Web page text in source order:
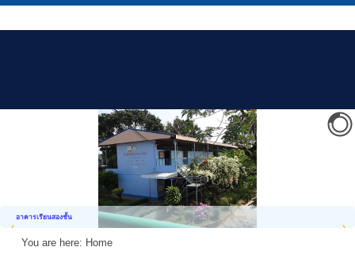
อาคารเรียนสองชั้น
You are here: Home